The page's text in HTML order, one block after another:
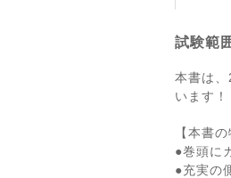
試験範
本書は
います！
【本書の
●巻頭に
●充実の